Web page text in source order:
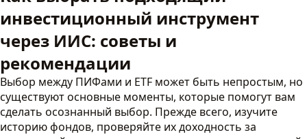
инвестиционный инструмент
через ИИС: советы и
рекомендации
Выбор между ПИФами и ETF может быть непростым, но
существуют основные моменты, которые помогут вам
сделать осознанный выбор. Прежде всего, изучите
историю фондов, проверяйте их доходность за